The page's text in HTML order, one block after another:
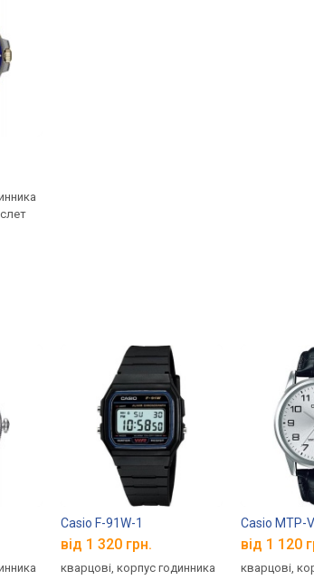
Casio F-91W-1
від 1 320 грн.
кварцові, корпус годинника
Casio MTP-
від 1 120
кварцові,